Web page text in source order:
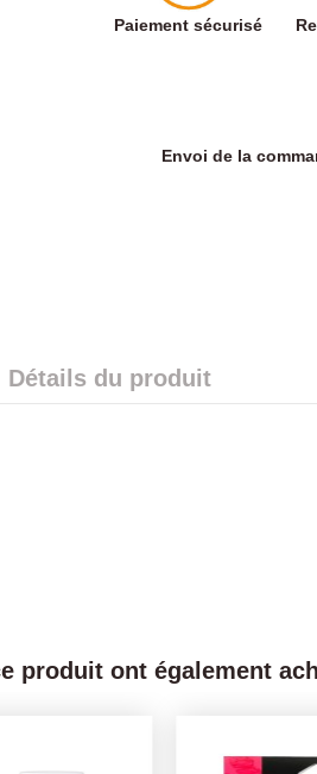
Paiement sécurisé
Envoi de la
Détails du produit
produit ont également